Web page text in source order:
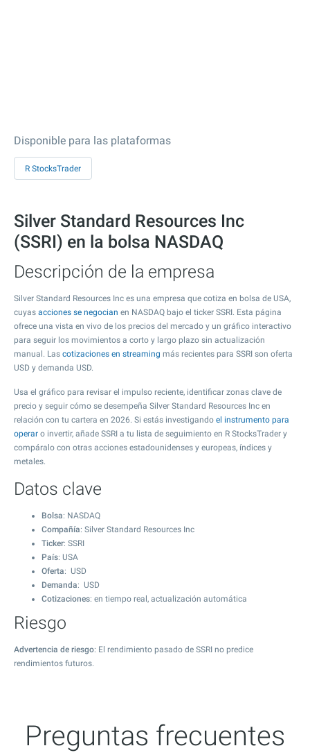
Disponible para las plataformas
R StocksTrader
Silver Standard Resources Inc
(SSRI) en la bolsa NASDAQ
Descripción de la empresa
Silver Standard Resources Inc es una empresa que cotiza en bolsa de USA,
cuyas acciones se negocian en NASDAQ bajo el ticker SSRI. Esta página
ofrece una vista en vivo de los precios del mercado y un gráfico interactivo
para seguir los movimientos a corto y largo plazo sin actualización
manual. Las cotizaciones en streaming más recientes para SSRI son oferta
USD y demanda USD.
Usa el gráfico para revisar el impulso reciente, identificar zonas clave de
precio y seguir cómo se desempeña Silver Standard Resources Inc en
relación con tu cartera en 2026. Si estás investigando el instrumento para
operar o invertir, añade SSRI a tu lista de seguimiento en R StocksTrader y
compáralo con otras acciones estadounidenses y europeas, índices y
metales.
Datos clave
Bolsa: NASDAQ
Compañía: Silver Standard Resources Inc
Ticker: SSRI
País: USA
Oferta: USD
Demanda: USD
Cotizaciones: en tiempo real, actualización automática
Riesgo
Advertencia de riesgo: El rendimiento pasado de SSRI no predice
rendimientos futuros.
Preguntas frecuentes